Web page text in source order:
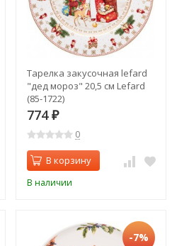
Тарелка закусочная lefard
"дед мороз" 20,5 см Lefard
(85-1722)
774₽
0
В корзину
В наличии
-7%